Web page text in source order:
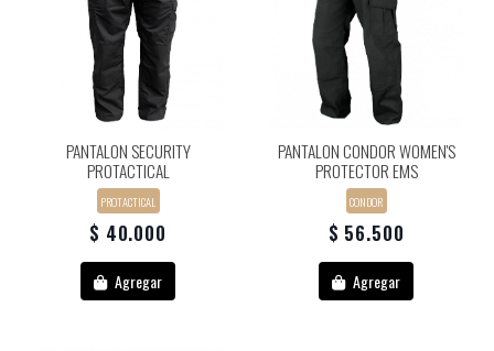
PANTALON SECURITY
PROTACTICAL
PROTACTICAL
$ 40.000
Agregar
PANTALON CONDOR WOMEN'S
PROTECTOR EMS
CONDOR
$ 56.500
Agregar